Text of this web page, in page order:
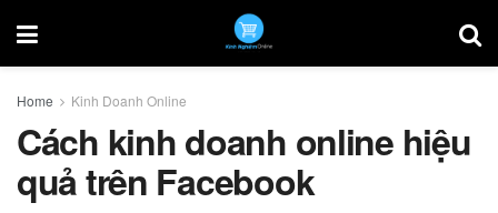
Home Kinh Doanh Online
Cách kinh doanh online hiệu
quả trên Facebook